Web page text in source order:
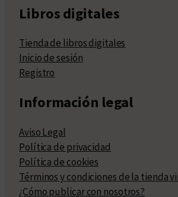
Libros digitales
Tienda de libros digitales
Inicio de sesión
Registro
Información legal
Aviso Legal
Política de privacidad
Política de cookies
Términos y condiciones de la tienda
¿Cómo publicar con nosotros?